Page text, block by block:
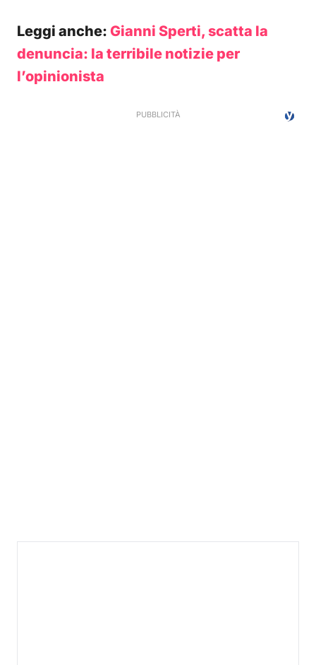
Leggi anche: Gianni Sperti, scatta la
denuncia: la terribile notizie per
l’opinionista